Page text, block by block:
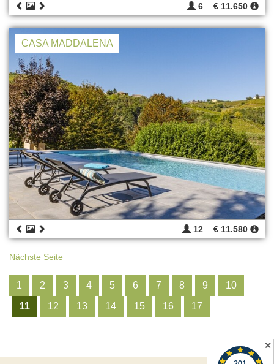
6 € 11.650
CASA MADDALENA
12 € 11.580
Nächste Seite
1 2 3 4 5 6 7 8 9
10
11
12 13 14 15 16 17
✕